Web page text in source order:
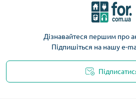
Дізнавайтеся першим про
Підпишіться на нашу e-